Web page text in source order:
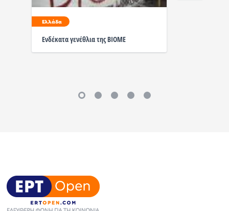
Ελλάδα
Ενδέκατα γενέθλια της ΒΙΟΜΕ